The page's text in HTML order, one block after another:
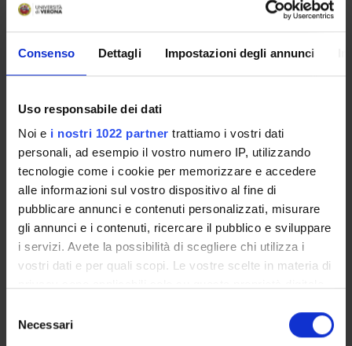
Consenso Dettagli Impostazioni degli annunci
Uso responsabile dei dati
Noi e i nostri 1022 partner trattiamo i vostri dati
personali, ad esempio il vostro numero IP, utilizzando
tecnologie come i cookie per memorizzare e accedere
alle informazioni sul vostro dispositivo al fine di
pubblicare annunci e contenuti personalizzati, misurare
gli annunci e i contenuti, ricercare il pubblico e sviluppare
i servizi. Avete la possibilità di scegliere chi utilizza i
vostri dati e per quali scopi. Le vostre scelte in materia di
modificare o revocare il proprio consenso in qualsiasi
momento dalla Dichiarazione sui cookie o facendo clic
Necessari
Per visualizzare la struttura dell’insegnamento a
cui questo modulo appartiene, consultare:
organizzazione dell'insegnamento
Programma
- le sfide della gestione del personale
- gli strumenti per gestire il personale
- la comunicazione strategica
- stimolare il cambiamento
- identificare team funzionali
- motivare il team
- le riunioni di equipè
- la valutazione del personale
- il conflitto con il personale
- la negoziazione con il personale
Bibliografia